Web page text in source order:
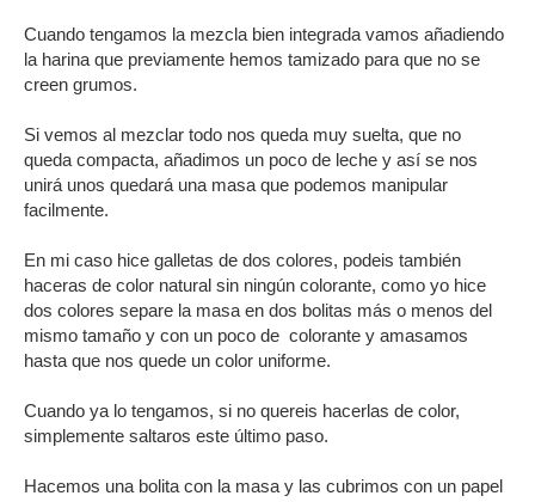
Cuando tengamos la mezcla bien integrada vamos añadiendo
la harina que previamente hemos tamizado para que no se
creen grumos.
Si vemos al mezclar todo nos queda muy suelta, que no
queda compacta, añadimos un poco de leche y así se nos
unirá unos quedará una masa que podemos manipular
facilmente.
En mi caso hice galletas de dos colores, podeis también
haceras de color natural sin ningún colorante, como yo hice
dos colores separe la masa en dos bolitas más o menos del
mismo tamaño y con un poco de colorante y amasamos
hasta que nos quede un color uniforme.
Cuando ya lo tengamos, si no quereis hacerlas de color,
simplemente saltaros este último paso.
Hacemos una bolita con la masa y las cubrimos con un papel